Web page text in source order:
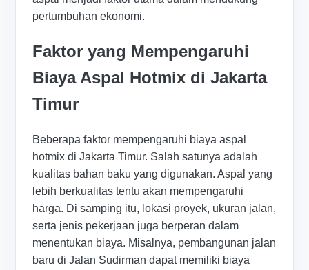
pertumbuhan ekonomi.
Faktor yang Mempengaruhi
Biaya Aspal Hotmix di Jakarta
Timur
Beberapa faktor mempengaruhi biaya aspal
hotmix di Jakarta Timur. Salah satunya adalah
kualitas bahan baku yang digunakan. Aspal yang
lebih berkualitas tentu akan mempengaruhi
harga. Di samping itu, lokasi proyek, ukuran jalan,
serta jenis pekerjaan juga berperan dalam
menentukan biaya. Misalnya, pembangunan jalan
baru di Jalan Sudirman dapat memiliki biaya